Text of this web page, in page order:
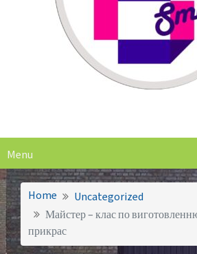
Menu
Home
Uncategorized
Майстер – клас по
прикрас